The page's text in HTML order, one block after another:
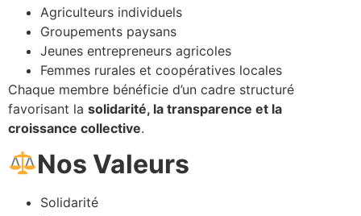
Agriculteurs individuels
Groupements paysans
Jeunes entrepreneurs agricoles
Femmes rurales et coopératives locales
Chaque membre bénéficie d’un cadre structuré
favorisant la solidarité, la transparence et la
croissance collective.
Nos Valeurs
Solidarité